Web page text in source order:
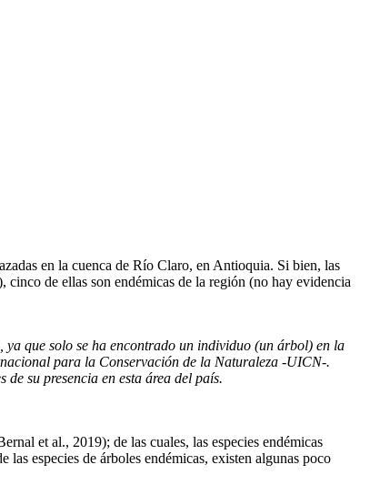
en la cuenca de Río Claro, en Antioquia. Si bien, las
cinco de ellas son endémicas de la región (no hay evidencia
que solo se ha encontrado un individuo (un árbol) en la
para la Conservación de la Naturaleza -UICN-.
de su presencia en esta área del país.
et al., 2019); de las cuales, las especies endémicas
especies de árboles endémicas, existen algunas poco